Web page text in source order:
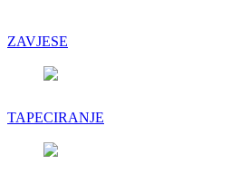
ZAVJESE
TAPECIRANJE